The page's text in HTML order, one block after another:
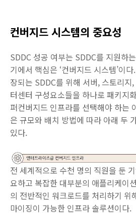
컨버지드 시스템의 중요성
SDDC 성공 여부는 SDDC를 지원하
기에서 핵심은 ‘컨버지드 시스템’이
장되는 SDDC를 위해 서버, 스토리지
터센터 구성요소들을 하나로 패키지
퍼컨버지드 인프라를 선택해야 하는
은 규모와 배치 방법에 따라 아래 두
있다.
전 세계적으로 수천 명의 직원을 둔
요하고 복잡한 대부분의 애플리케이
의 전반적인 워크로드를 처리하기 위
마이징이 가능한 인프라 솔루션이다.